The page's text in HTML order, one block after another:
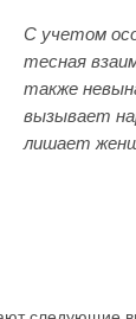
С учетом
тесная
также
вызывает
лишает